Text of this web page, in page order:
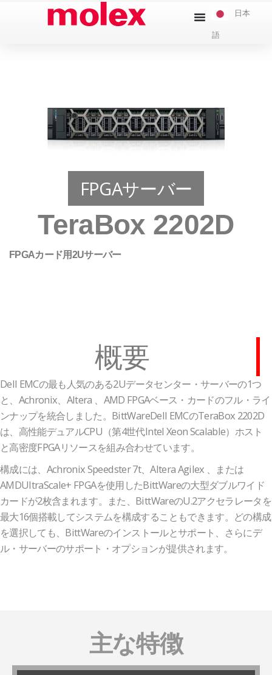
日本
語
FPGAサーバー
TeraBox 2202D
FPGAカード用2Uサーバー
概要
Dell EMCの最も人気のある2Uデータセンター・サーバーの1つ
と、Achronix、Altera 、AMD FPGAベース・カードのフル・ライ
ンナップを統合しました。BittWareDell EMCのTeraBox 2202D
は、高性能デュアルCPU（第4世代Intel Xeon Scalable）ホスト
と高密度FPGAリソースを組み合わせています。
構成には、Achronix Speedster 7t、Altera Agilex 、または
AMDUltraScale+ FPGAを使用したBittWareの大型ダブルワイド
カードが2枚含まれます。また、BittWareのU.2アクセラレータを
最大16個搭載してシステムを構成することもできます。どの構成
を選択しても、BittWareのインストールとサポート、さらにデ
ル・サーバーのサポート・オプションが提供されます。
主な特徴